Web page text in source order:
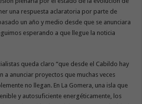
una respuesta aclaratoria por parte de
un año y medio desde que se anunciara
esperando a que llegue la noticia
queda claro “que desde el Cabildo hay
a anunciar proyectos que muchas veces
no llegan. En La Gomera, una isla que
y autosuficiente energéticamente, los